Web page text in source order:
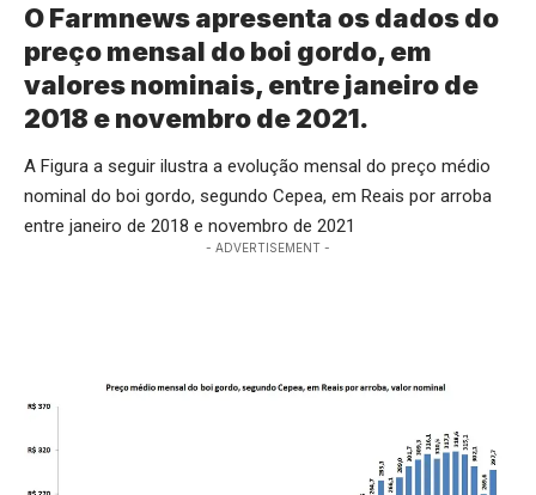
O Farmnews apresenta os dados do
preço mensal do boi gordo, em
valores nominais, entre janeiro de
2018 e novembro de 2021.
A Figura a seguir ilustra a evolução mensal do preço médio
nominal do boi gordo, segundo Cepea, em Reais por arroba
entre janeiro de 2018 e novembro de 2021
- ADVERTISEMENT -